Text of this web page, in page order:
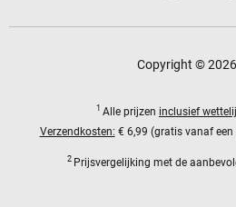
Copyright ©
1 Alle prijzen inclusief
Verzendkosten: € 6,99 (gratis vanaf
2 Prijsvergelijking met de